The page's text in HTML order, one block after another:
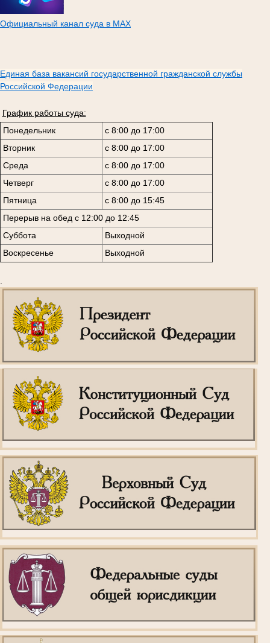
Официальный канал суда в МАХ
Единая база вакансий государственной гражданской службы
Российской Федерации
График работы суда:
Понедельник
с 8:00 до 17:00
Вторник
с 8:00 до 17:00
Среда
с 8:00 до 17:00
Четверг
с 8:00 до 17:00
Пятница
с 8:00 до 15:45
Перерыв на обед с 12:00 до 12:45
Суббота
Выходной
Воскресенье
Выходной